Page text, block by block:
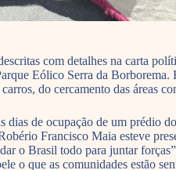
com detalhes na carta
Eólico Serra da Borborema.
do cercamento das áreas
dias de ocupação de um prédio
Francisco Maia esteve
o Brasil todo para juntar
o que as comunidades estão